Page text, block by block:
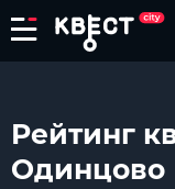
Рейтинг
Одинцово